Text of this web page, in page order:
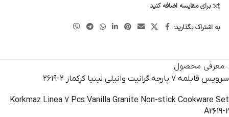
برای مقایسه اضافه کنید
به اشتراک بگذارید:
معرفی محصول
سرویس قابلمه ۷ پارچه گرانیت وانیلی لینیا کرکماز ۲-۲۶۱۹
Korkmaz Linea 7 Pcs Vanilla Granite Non-stick Cookware Set
A2619-2